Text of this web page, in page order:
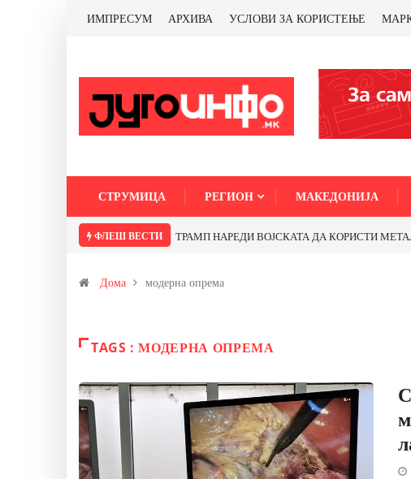
ИМПРЕСУМ АРХИВА УСЛОВИ ЗА КОРИСТЕЊЕ
СТРУМИЦА РЕГИОН МАКЕДОНИЈА
ФЛЕШ ВЕСТИ ТРАМП НАРЕДИ ВОЈСКАТА ДА КОРИСТИ МЕТАЛИ
Дома модерна опрема
TAGS : МОДЕРНА ОПРЕМА